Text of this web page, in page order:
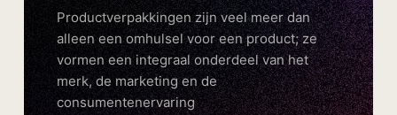
Productverpakkingen zijn veel meer dan
alleen een omhulsel voor een product; ze
vormen een integraal onderdeel van het
merk, de marketing en de
consumentenervaring